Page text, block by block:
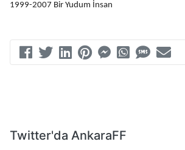
1999-2007 Bir Yudum İnsan
Twitter'da AnkaraFF